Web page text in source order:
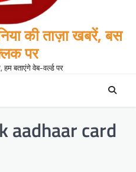
की ताज़ा खबरें, बस
पर
बताएंगे वेब-वर्ल्ड पर
aadhaar card